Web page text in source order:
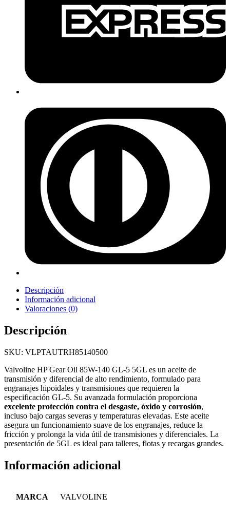
Descripción
Información adicional
Valoraciones (0)
Descripción
SKU: VLPTAUTRH85140500
Valvoline HP Gear Oil 85W-140 GL-5 5GL es un aceite de
transmisión y diferencial de alto rendimiento, formulado para
engranajes hipoidales y transmisiones que requieren la
especificación GL-5. Su avanzada formulación proporciona
excelente protección contra el desgaste, óxido y corrosión,
incluso bajo cargas severas y temperaturas elevadas. Este aceite
asegura un funcionamiento suave de los engranajes, reduce la
fricción y prolonga la vida útil de transmisiones y diferenciales. La
presentación de 5GL es ideal para talleres, flotas y recargas grandes.
Información adicional
MARCA VALVOLINE